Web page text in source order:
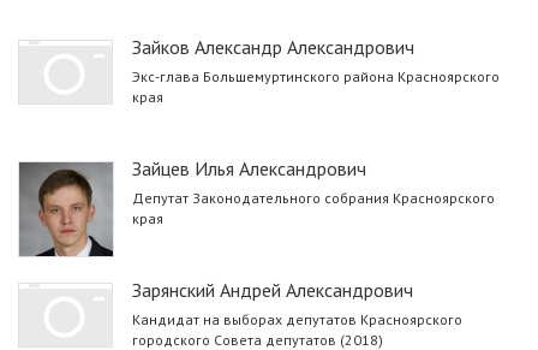
Зайков Александр Александрович
Экс-глава Большемуртинского района Красноярского
края
Зайцев Илья Александрович
Депутат Законодательного собрания Красноярского
края
Зарянский Андрей Александрович
Кандидат на выборах депутатов Красноярского
городского Совета депутатов (2018)